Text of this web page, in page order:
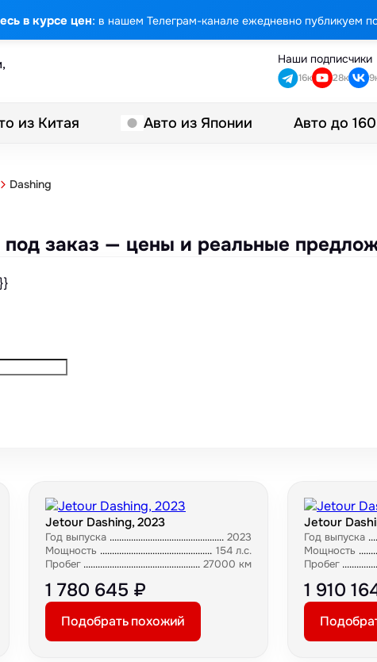
в курсе цен: в нашем Телеграм-канале ежедневно публикуем
Наши подписчики
16к 28к
из Китая Авто из Японии Авто до 160
Dashing
заказ — цены и реальные
Jetour Dashing, 2023
Год выпуска
2023
Мощность
154 л.с.
Пробег
27000 км
1 780 645 ₽
Подобрать похожий
Jetour
Год выпуска
Мощность
Пробег
1 910